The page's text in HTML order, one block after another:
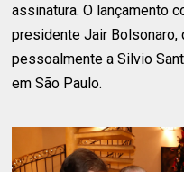
assinatura. O lançamento
presidente Jair Bolsonaro,
pessoalmente a Silvio
em São Paulo.